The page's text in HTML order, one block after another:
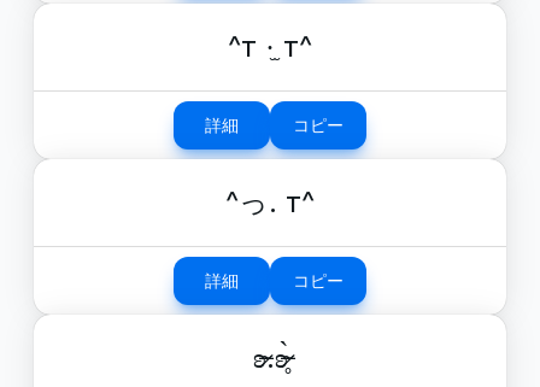
^т ·̫ т^
詳細 コピー
^っ. т^
詳細 コピー
ʚ̴̶̷.ʚ̴̶̷̥̀